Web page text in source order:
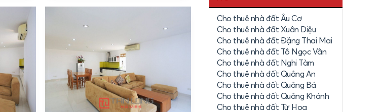
ra sông, hồ hay toàn thành phố là những tầm
lựa chọn hướng căn hộ phù hợp với tuổi của mình
căn hộ có đẹp hay không.Căn hộ chung cư Hồ
vệ sinh hợp lý. Diện tích các căn chung cư dao
Cho thuê nhà đất Âu Cơ
Cho thuê nhà đất Xuân Diệu
Cho thuê nhà đất Đặng Thai Mai
Cho thuê nhà đất Tô Ngọc Vân
Cho thuê nhà đất Nghi Tàm
Cho thuê nhà đất Quảng An
Cho thuê nhà đất Quảng Bá
Cho thuê nhà đất Quảng Khánh
Cho thuê nhà đất Từ Hoa